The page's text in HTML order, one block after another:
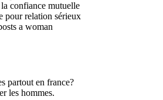
confiance mutuelle
pour relation sérieux
a woman
partout en france?
les hommes.